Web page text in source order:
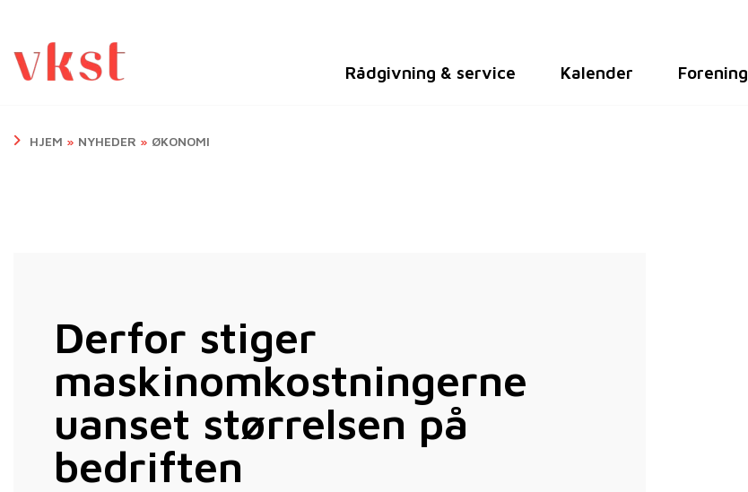
Rådgivning & service Kalender Forening
HJEM » NYHEDER » ØKONOMI
Derfor stiger
maskinomkostningerne
uanset størrelsen på
bedriften